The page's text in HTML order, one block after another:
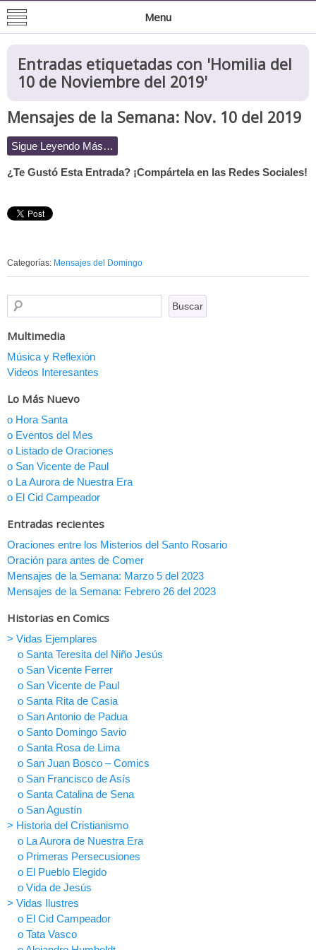
Mision de San Juan Bautista
Informacion General de la Mission
Menu
Entradas etiquetadas con 'Homilia del
10 de Noviembre del 2019'
Mensajes de la Semana: Nov. 10 del 2019
Sigue Leyendo Más…
¿Te Gustó Esta Entrada? ¡Compártela en las Redes Sociales!
Categorías: Mensajes del Domingo
Multimedia
Música y Reflexión
Videos Interesantes
Lo Más Nuevo
o Hora Santa
o Eventos del Mes
o Listado de Oraciones
o San Vicente de Paul
o La Aurora de Nuestra Era
o El Cid Campeador
Entradas recientes
Oraciones entre los Misterios del Santo Rosario
Oración para antes de Comer
Mensajes de la Semana: Marzo 5 del 2023
Mensajes de la Semana: Febrero 26 del 2023
Historias en Comics
> Vidas Ejemplares
o Santa Teresita del Niño Jesús
o San Vicente Ferrer
o San Vicente de Paul
o Santa Rita de Casia
o San Antonio de Padua
o Santo Domingo Savio
o Santa Rosa de Lima
o San Juan Bosco – Comics
o San Francisco de Asís
o Santa Catalina de Sena
o San Agustín
> Historia del Cristianismo
o La Aurora de Nuestra Era
o Primeras Persecusiones
o El Pueblo Elegido
o Vida de Jesús
> Vidas Ilustres
o El Cid Campeador
o Tata Vasco